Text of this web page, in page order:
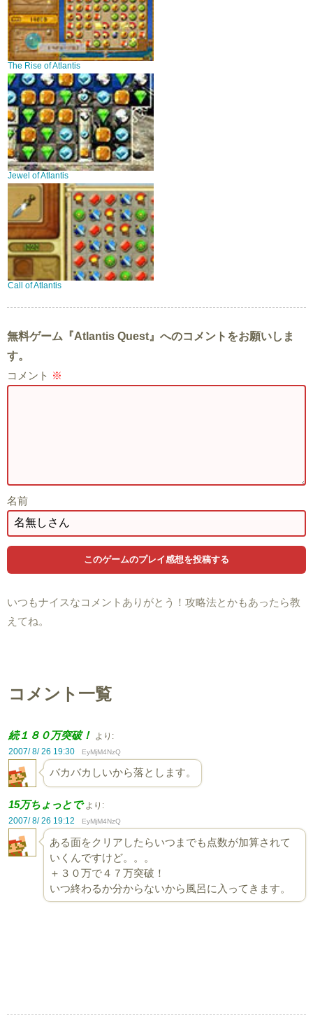
The Rise of Atlantis
Jewel of Atlantis
Call of Atlantis
無料ゲーム『Atlantis Quest』へのコメントをお願いしま
す。
コメント ※
名前
いつもナイスなコメントありがとう！攻略法とかもあったら教
えてね。
コメント一覧
続１８０万突破！ より:
2007/ 8/ 26 19:30
EyMjM4NzQ
バカバカしいから落とします。
15万ちょっとで より:
2007/ 8/ 26 19:12
EyMjM4NzQ
ある面をクリアしたらいつまでも点数が加算されて
いくんですけど。。。
＋３０万で４７万突破！
いつ終わるか分からないから風呂に入ってきます。